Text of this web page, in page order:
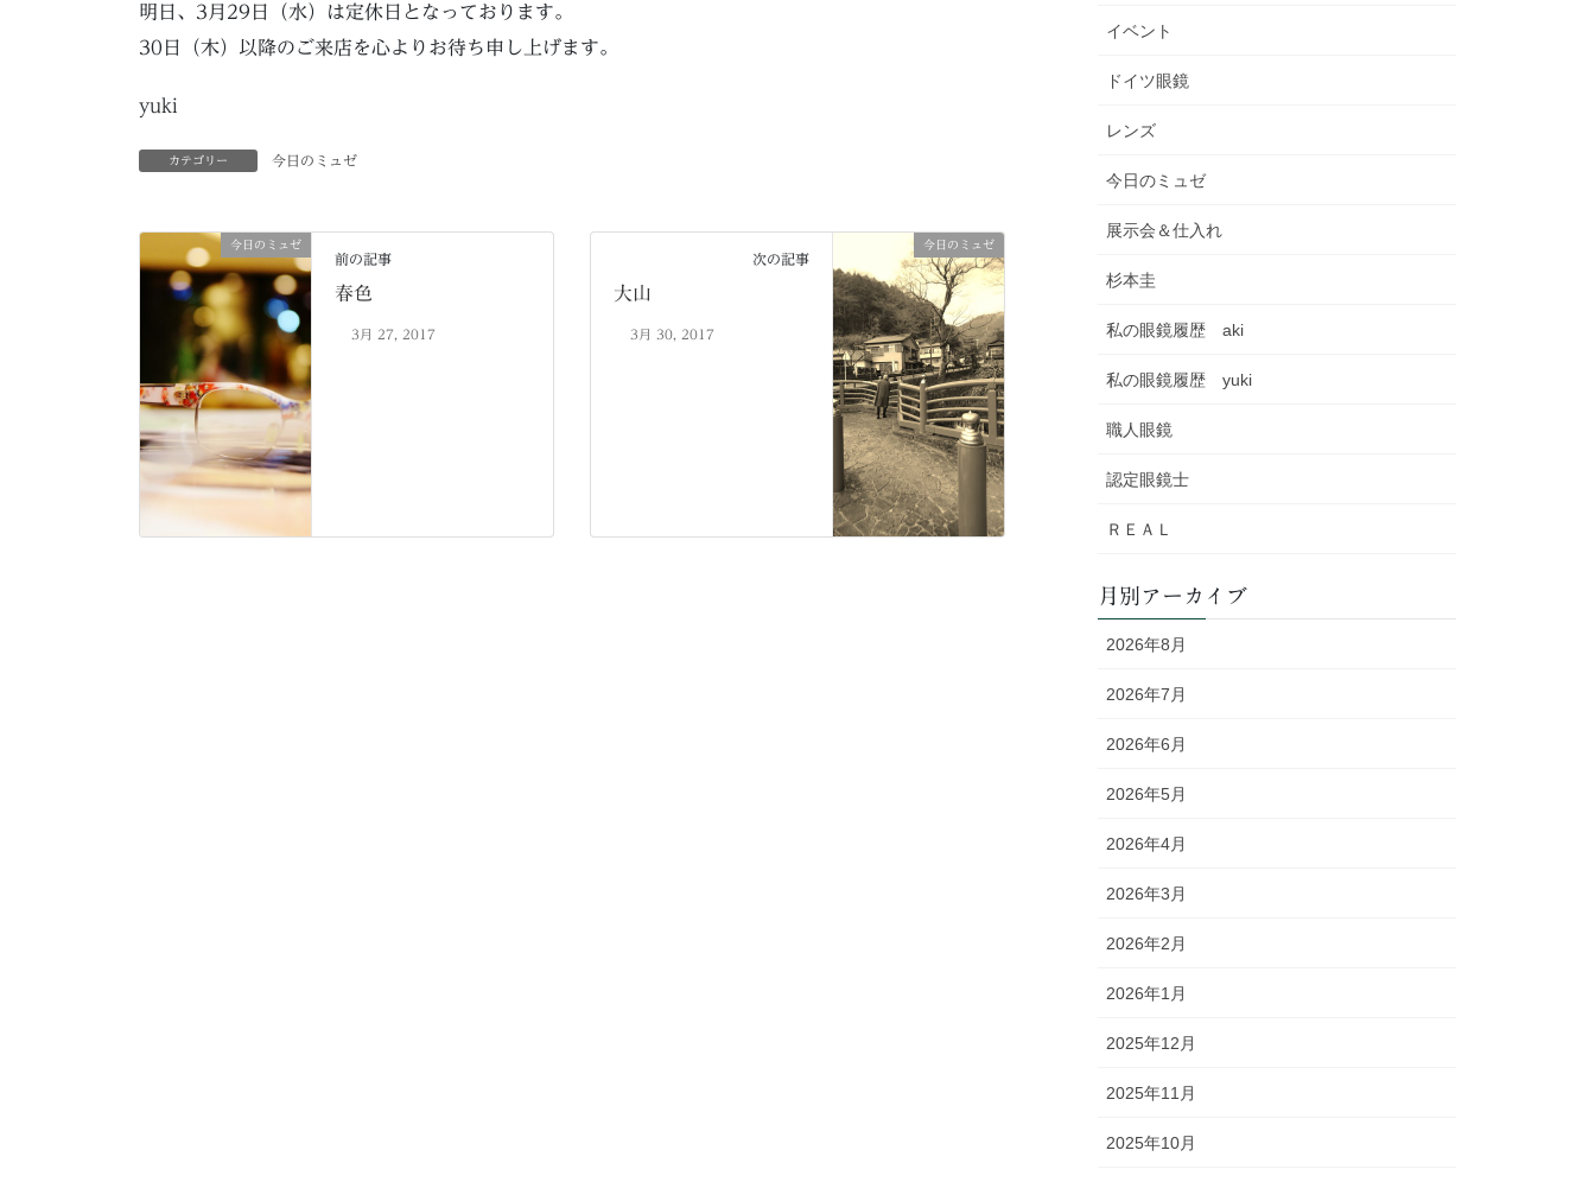
明日、3月29日（水）は定休日となっております。
30日（木）以降のご来店を心よりお待ち申し上げます。
yuki
カテゴリー 今日のミュゼ
今日のミュゼ
前の記事
春色
3月 27, 2017
今日のミュゼ
次の記事
大山
3月 30, 2017
イベント
ドイツ眼鏡
レンズ
今日のミュゼ
展示会＆仕入れ
杉本圭
私の眼鏡履歴 aki
私の眼鏡履歴 yuki
職人眼鏡
認定眼鏡士
ＲＥＡＬ
月別アーカイブ
2026年8月
2026年7月
2026年6月
2026年5月
2026年4月
2026年3月
2026年2月
2026年1月
2025年12月
2025年11月
2025年10月